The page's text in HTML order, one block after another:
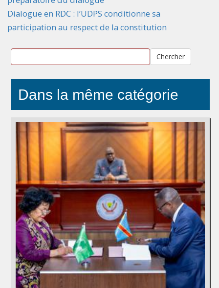
Dialogue en RDC : l’UDPS conditionne sa
participation au respect de la constitution
Chercher
Dans la même catégorie